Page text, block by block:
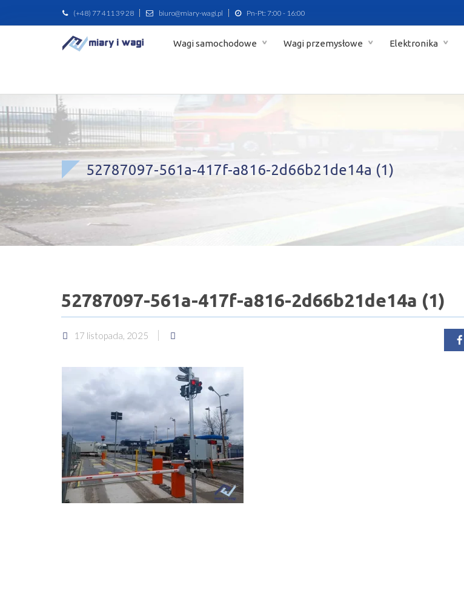
(+48) 77 411 39 28 biuro@miary-wagi.pl Pn-Pt: 7:00 - 16:00
Wagi samochodowe Wagi przemysłowe Elektronika
52787097-561a-417f-a816-2d66b21de14a (1)
52787097-561a-417f-a816-2d66b21de14a (1)
17 listopada, 2025